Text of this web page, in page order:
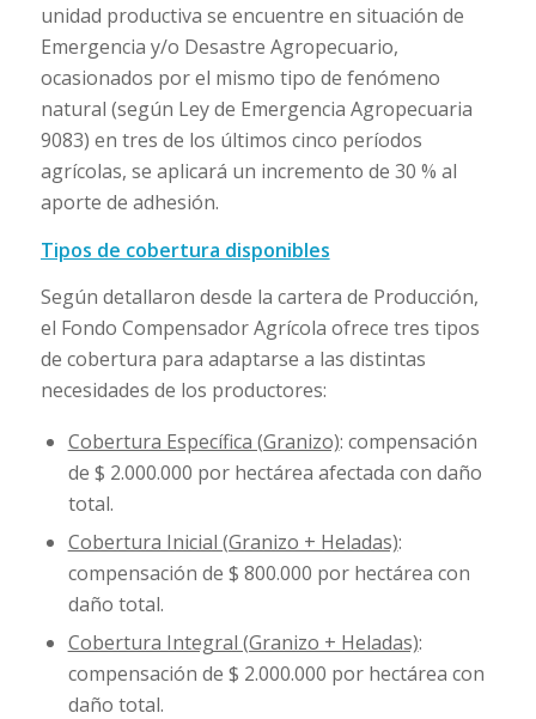
unidad productiva se encuentre en situación de
Emergencia y/o Desastre Agropecuario,
ocasionados por el mismo tipo de fenómeno
natural (según Ley de Emergencia Agropecuaria
9083) en tres de los últimos cinco períodos
agrícolas, se aplicará un incremento de 30 % al
aporte de adhesión.
Tipos de cobertura disponibles
Según detallaron desde la cartera de Producción,
el Fondo Compensador Agrícola ofrece tres tipos
de cobertura para adaptarse a las distintas
necesidades de los productores:
Cobertura Específica (Granizo): compensación
de $ 2.000.000 por hectárea afectada con daño
total.
Cobertura Inicial (Granizo + Heladas):
compensación de $ 800.000 por hectárea con
daño total.
Cobertura Integral (Granizo + Heladas):
compensación de $ 2.000.000 por hectárea con
daño total.